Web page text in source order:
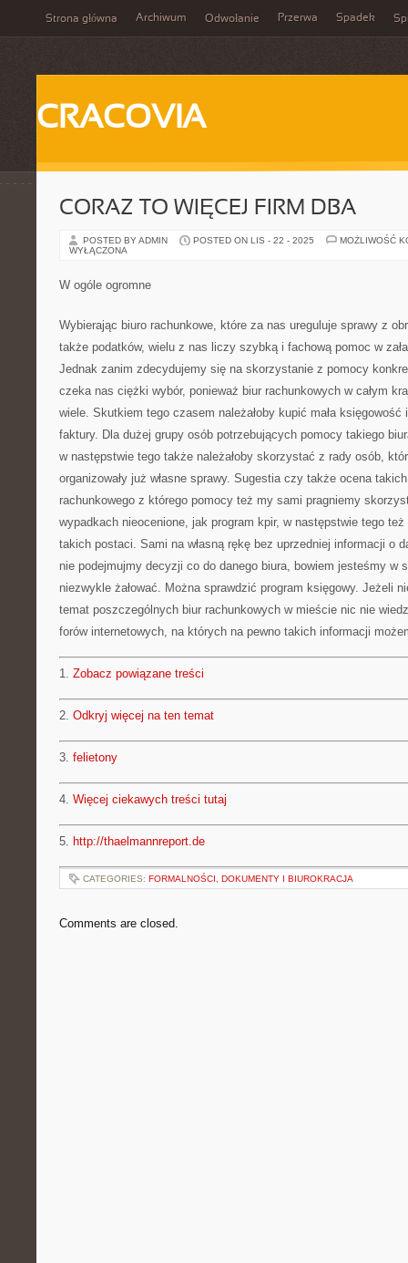
Strona główna Archiwum Odwołanie Przerwa Spadek
CRACOVIA
CORAZ TO WIĘCEJ FIRM DBA
POSTED BY ADMIN POSTED ON LIS - 22 - 2025
MOŻLIWOŚĆ
WYŁĄCZONA
W ogóle ogromne
Wybierając biuro rachunkowe, które za nas ureguluje sprawy z
także podatków, wielu z nas liczy szybką i fachową pomoc w
Jednak zanim zdecydujemy się na skorzystanie z pomocy
czeka nas ciężki wybór, ponieważ biur rachunkowych w całym
wiele. Skutkiem tego czasem należałoby kupić mała
faktury. Dla dużej grupy osób potrzebujących pomocy takiego
w następstwie tego także należałoby skorzystać z rady osób,
organizowały już własne sprawy. Sugestia czy także ocena
rachunkowego z którego pomocy też my sami pragniemy
wypadkach nieocenione, jak program kpir, w następstwie tego
takich postaci. Sami na własną rękę bez uprzedniej informacji o
nie podejmujmy decyzji co do danego biura, bowiem jesteśmy w
niezwykle żałować. Można sprawdzić program księgowy. Jeżeli
temat poszczególnych biur rachunkowych w mieście nic nie
forów internetowych, na których na pewno takich informacji
1. Zobacz powiązane treści
2. Odkryj więcej na ten temat
3. felietony
4. Więcej ciekawych treści tutaj
5. http://thaelmannreport.de
CATEGORIES: FORMALNOŚCI, DOKUMENTY I BIUROKRACJA
Comments are closed.